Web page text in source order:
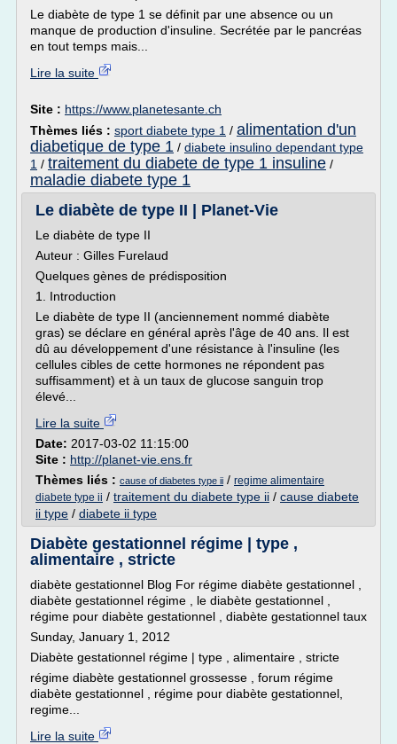
Le diabète de type 1 se définit par une absence ou un
manque de production d'insuline. Secrétée par le pancréas
en tout temps mais...
Lire la suite
Site : https://www.planetesante.ch
Thèmes liés : sport diabete type 1 / alimentation d'un
diabetique de type 1 / diabete insulino dependant type
1 / traitement du diabete de type 1 insuline /
maladie diabete type 1
Le diabète de type II | Planet-Vie
Le diabète de type II
Auteur : Gilles Furelaud
Quelques gènes de prédisposition
1. Introduction
Le diabète de type II (anciennement nommé diabète
gras) se déclare en général après l'âge de 40 ans. Il est
dû au développement d'une résistance à l'insuline (les
cellules cibles de cette hormones ne répondent pas
suffisamment) et à un taux de glucose sanguin trop
élevé...
Lire la suite
Date: 2017-03-02 11:15:00
Site : http://planet-vie.ens.fr
Thèmes liés : cause of diabetes type ii / regime alimentaire
diabete type ii / traitement du diabete type ii / cause diabete
ii type / diabete ii type
Diabète gestationnel régime | type ,
alimentaire , stricte
diabète gestationnel Blog For régime diabète gestationnel ,
diabète gestationnel régime , le diabète gestationnel ,
régime pour diabète gestationnel , diabète gestationnel taux
Sunday, January 1, 2012
Diabète gestationnel régime | type , alimentaire , stricte
régime diabète gestationnel grossesse , forum régime
diabète gestationnel , régime pour diabète gestationnel,
regime...
Lire la suite